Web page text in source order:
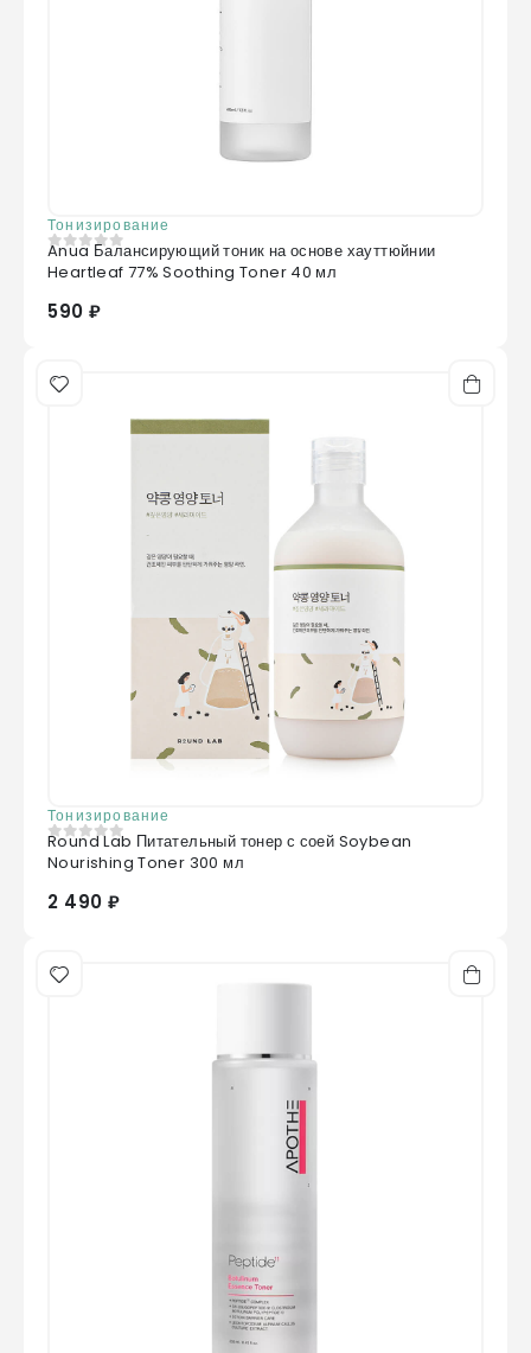
Тонизирование
0из 5
Anua Балансирующий тоник на основе хауттюйнии
Heartleaf 77% Soothing Toner 40 мл
590 ₽
Тонизирование
0 из 5
Round Lab Питательный тонер с соей Soybean
Nourishing Toner 300 мл
2 490 ₽